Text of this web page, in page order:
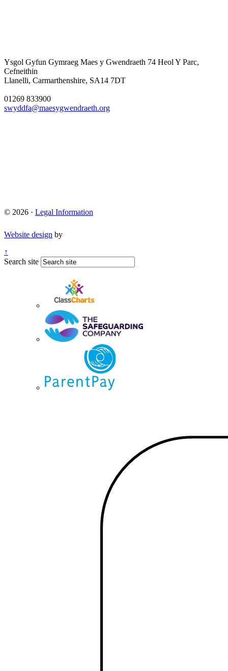
Ysgol Gyfun Gymraeg Maes y Gwendraeth 74 Heol Y Parc,
Cefneithin
Llanelli, Carmarthenshire, SA14 7DT
01269 833900
swyddfa@maesygwendraeth.org
© 2026 · Legal Information
Website design by
↑
Search site